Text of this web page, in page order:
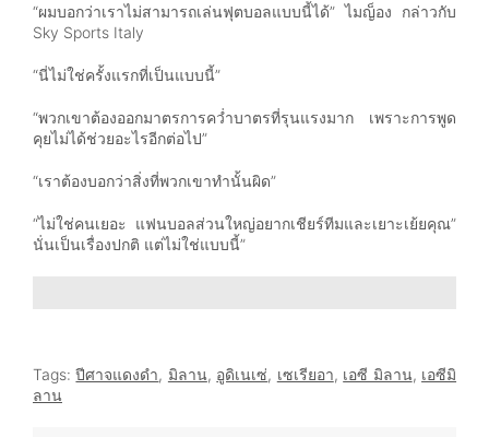
“ผมบอกว่าเราไม่สามารถเล่นฟุตบอลแบบนี้ได้” ไมญ็อง กล่าวกับ
Sky Sports Italy
“นี่ไม่ใช่ครั้งแรกที่เป็นแบบนี้”
“พวกเขาต้องออกมาตรการคว่ำบาตรที่รุนแรงมาก เพราะการพูด
คุยไม่ได้ช่วยอะไรอีกต่อไป”
“เราต้องบอกว่าสิ่งที่พวกเขาทำนั้นผิด”
“ไม่ใช่คนเยอะ แฟนบอลส่วนใหญ่อยากเชียร์ทีมและเยาะเย้ยคุณ”
นั่นเป็นเรื่องปกติ แต่ไม่ใช่แบบนี้”
Tags:ปีศาจแดงดำ, มิลาน, อูดิเนเซ่, เซเรียอา, เอซี มิลาน, เอซีมิ
ลาน